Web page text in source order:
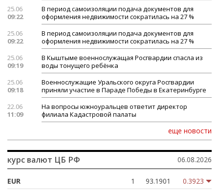
25.06
09:22
В период самоизоляции подача документов для
оформления недвижимости сократилась на 27 %
25.06
09:22
В период самоизоляции подача документов для
оформления недвижимости сократилась на 27 %
25.06
09:19
В Кыштыме военнослужащая Росгвардии спасла из
воды тонущего ребёнка
25.06
09:18
Военнослужащие Уральского округа Росгвардии
приняли участие в Параде Победы в Екатеринбурге
22.06
11:09
На вопросы южноуральцев ответит директор
филиала Кадастровой палаты
еще новости
курс валют ЦБ РФ 06.08.2026
EUR 1 93.1901
0.3923